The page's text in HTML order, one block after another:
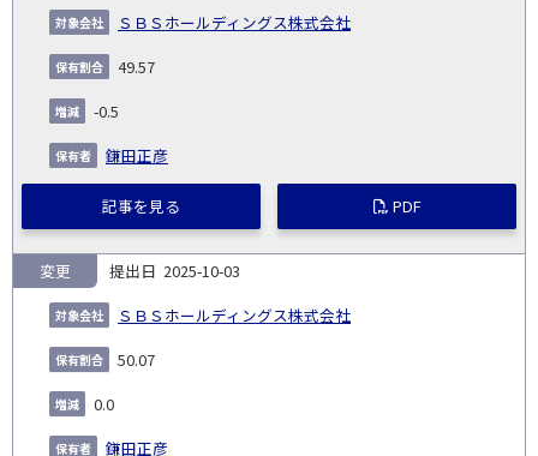
NO.
告
義
務
発
生
日
提
日
証券
対
有
ＳＢＳホールディングス株式会社
49.57
-0.5
鎌田正彦
記事を見る PDF
2025-10-03
ＳＢＳホールディングス株式会社
変更
50.07
0.0
鎌田正彦